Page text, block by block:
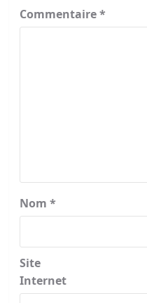
Commentaire*
Nom *
Site
Internet